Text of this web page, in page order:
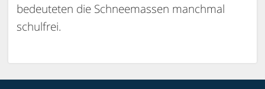
bedeuteten die Schneemassen manchmal
schulfrei.